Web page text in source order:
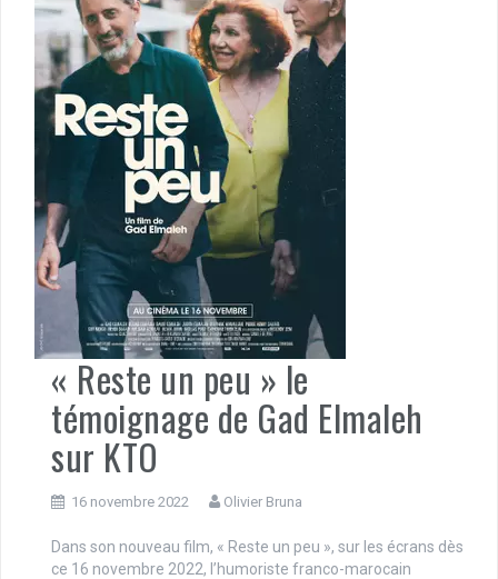
« Reste un peu » le
témoignage de Gad Elmaleh
sur KTO
16 novembre 2022 Olivier Bruna
Dans son nouveau film, « Reste un peu », sur les écrans dès
ce 16 novembre 2022, l’humoriste franco-marocain